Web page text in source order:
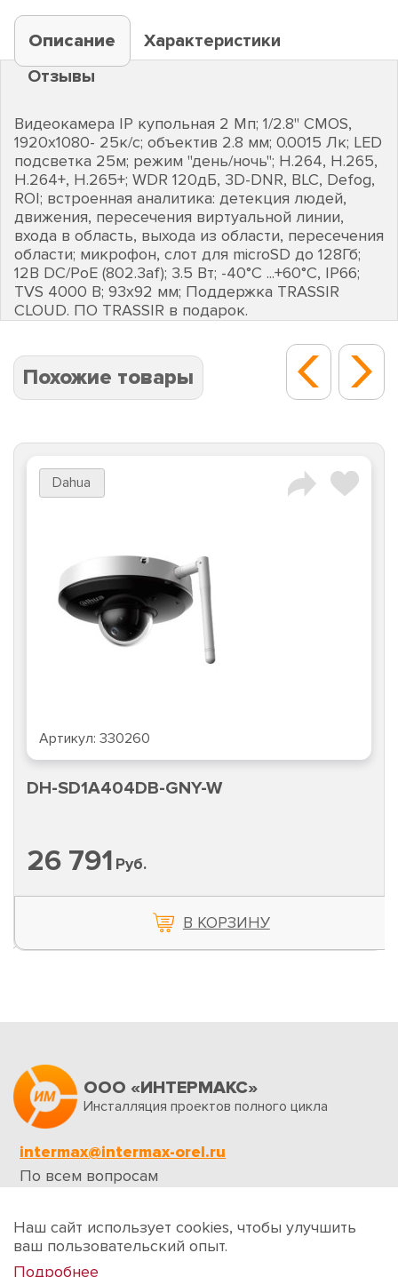
Описание
Характеристики
Отзывы
Видеокамера IP купольная 2 Mп; 1/2.8'' CMOS,
1920х1080- 25к/с; объектив 2.8 мм; 0.0015 Лк; LED
подсветка 25м; режим "день/ночь"; H.264, H.265,
H.264+, H.265+; WDR 120дБ, 3D-DNR, BLC, Defog,
ROI; встроенная аналитика: детекция людей,
движения, пересечения виртуальной линии,
входа в область, выхода из области, пересечения
области; микрофон, слот для microSD до 128Гб;
12В DC/PoE (802.3af); 3.5 Вт; -40°C ...+60°C, IP66;
TVS 4000 В; 93х92 мм; Поддержка TRASSIR
CLOUD. ПО TRASSIR в подарок.
Похожие товары
Dahua
Артикул: 330260
DH-SD1A404DB-GNY-W
26 791 Руб.
В КОРЗИНУ
ООО «ИНТЕРМАКС»
Инсталляция проектов полного цикла
intermax@intermax-orel.ru
По всем вопросам
Обратная связь
Наш сайт использует cookies, чтобы улучшить
ваш пользовательский опыт.
Подробнее